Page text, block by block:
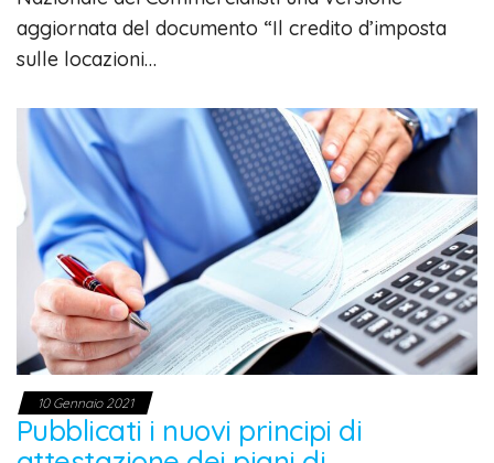
aggiornata del documento “Il credito d’imposta
sulle locazioni…
10 Gennaio 2021
Pubblicati i nuovi principi di